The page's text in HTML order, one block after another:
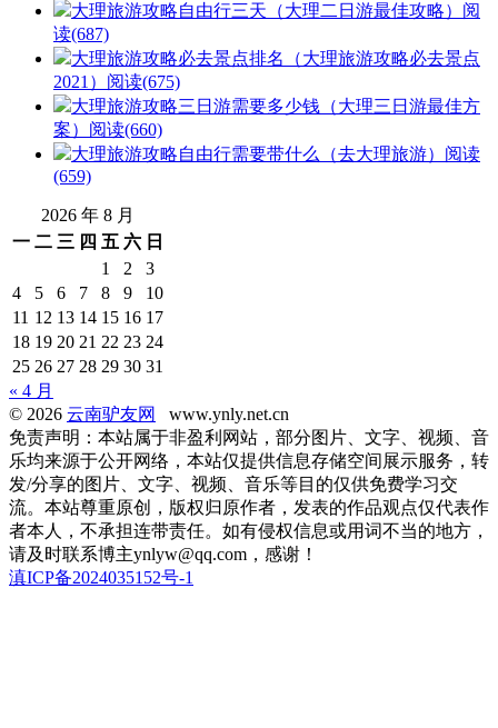
大理旅游攻略自由行三天（大理二日游最佳攻略） 阅
读(687)
大理旅游攻略必去景点排名（大理旅游攻略必去景点
2021） 阅读(675)
大理旅游攻略三日游需要多少钱（大理三日游最佳方
案） 阅读(660)
大理旅游攻略自由行需要带什么（去大理旅游） 阅读
(659)
2026 年 8 月
一 二 三 四 五 六 日
1
2
3
4
5 6 7 8 9
10
11 12 13 14 15 16 17
18 19 20 21 22 23 24
25 26 27 28 29 30 31
« 4 月
© 2026 云南驴友网
www.ynly.net.cn
免责声明：本站属于非盈利网站，部分图片、文字、视频、音
乐均来源于公开网络，本站仅提供信息存储空间展示服务，转
发/分享的图片、文字、视频、音乐等目的仅供免费学习交
流。本站尊重原创，版权归原作者，发表的作品观点仅代表作
者本人，不承担连带责任。如有侵权信息或用词不当的地方，
请及时联系博主ynlyw@qq.com，感谢！
滇ICP备2024035152号-1